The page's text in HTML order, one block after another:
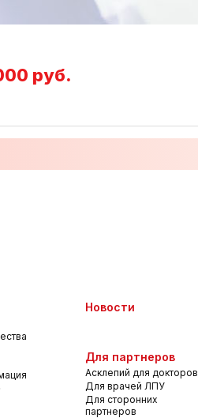
руб.
Новости
Для партнеров
Асклепий для докторов
Для врачей ЛПУ
Для сторонних
партнеров